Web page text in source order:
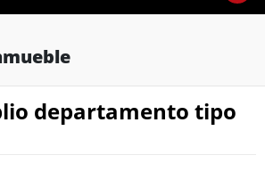
departamento tipo